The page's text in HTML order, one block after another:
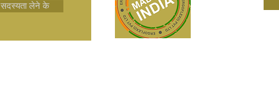
सदस्यता लेने के